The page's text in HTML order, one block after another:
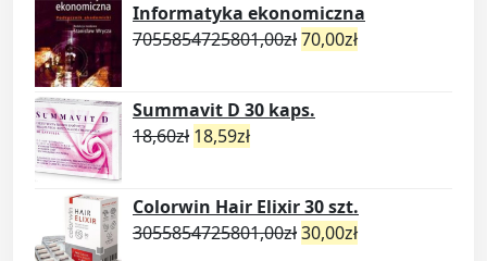
Informatyka ekonomiczna
7055854725801,00zł70,00zł
Summavit D 30 kaps.
18,60zł 18,59zł
Colorwin Hair Elixir 30 szt.
3055854725801,00zł30,00zł